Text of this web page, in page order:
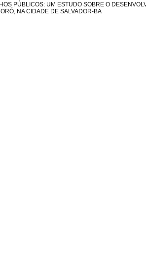
PÚBLICOS: UM ESTUDO SOBRE O
NA CIDADE DE SALVADOR-BA